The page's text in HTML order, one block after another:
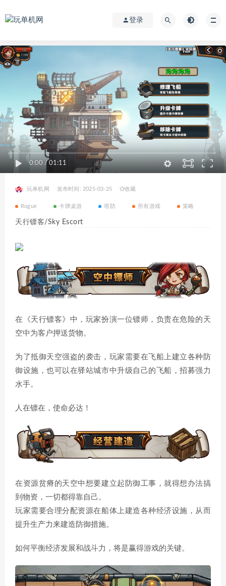
登录
0:00 /01:11
玩单机网 发布时间: 2025-03-25 收藏
Rogue 卡牌桌游 塔防 所有游戏 策略
天行镖客/Sky Escort
在《天行镖客》中，玩家扮演一位镖师，负责在危险的天
空中为客户押送货物。
为了抵御天空强盗的袭击，玩家需要在飞船上建立各种防
御设施，也可以在驿站城市中升级自己的飞船，招募强力
水手。
人在镖在，使命必达！
在资源贫瘠的天空中想要建立起防御工事，就得想办法搞
到物资，一切都得靠自己。
玩家需要合理分配资源在船体上建造各种经济设施，从而
提升生产力来建造防御措施。
如何平衡经济发展和战斗力，将是赢得游戏的关键。